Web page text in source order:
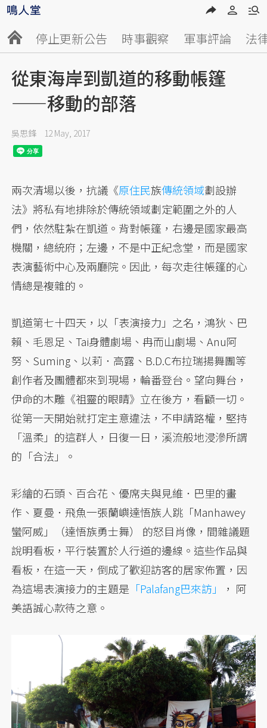
停止更新公告 時事觀察 軍事評論 法
從東海岸到凱道的移動帳篷
——移動的部落
吳思鋒 12 May, 2017
兩次清場以後，抗議《原住民族傳統領域劃設辦
法》將私有地排除於傳統領域劃定範圍之外的人
們，依然駐紮在凱道。背對帳篷，右邊是國家最高
機關，總統府；左邊，不是中正紀念堂，而是國家
表演藝術中心及兩廳院。因此，每次走往帳篷的心
情總是複雜的。
凱道第七十四天，以「表演接力」之名，鴻狄、巴
賴、毛恩足、Tai身體劇場、冉而山劇場、Anu阿
努、Suming、以莉．高露、B.D.C布拉瑞揚舞團等
創作者及團體都來到現場，輪番登台。望向舞台，
伊命的木雕《祖靈的眼睛》立在後方，看顧一切。
從第一天開始就打定主意違法，不申請路權，堅持
「溫柔」的這群人，日復一日，溪流般地浸滲所謂
的「合法」。
彩繪的石頭、百合花、優席夫與見維．巴里的畫
作、夏曼．飛魚一張蘭嶼達悟族人跳「Manhawey
蠻阿威」（達悟族勇士舞） 的怒目肖像，間雜議題
說明看板，平行裝置於人行道的邊線。這些作品與
看板，在這一天，倒成了歡迎訪客的居家佈置，因
為這場表演接力的主題是 「Palafang巴來訪」
， 阿
美語誠心款待之意。